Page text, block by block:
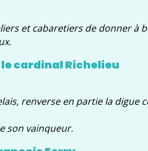
et cabaretiers de donner à
le cardinal Richelieu
renverse en partie la digue
son vainqueur.